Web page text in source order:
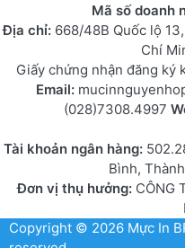
Mã số doanh
Địa chỉ: 668/48B Quốc lộ
Chí
Giấy chứng nhận đăng ký
Email:
(028)7308.4997
Tài khoản ngân hàng:
Bình,
Đơn vị thụ hưởng:CÔNG
Copyright © 2026 Mực In